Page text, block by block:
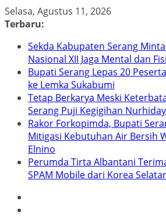
Skip
to
Selasa, Agustus 11, 2026
Terbaru:
Sekda Kabupaten Serang
Nasional XII Jaga Mental dan
Bupati Serang Lepas 20
ke Lemka Sukabumi
Tetap Berkarya Meski
Serang Puji Kegigihan
Rakor Forkopimda, Bupati
Mitigasi Kebutuhan Air Bersih
Elnino
Perumda Tirta Albantani
SPAM Mobile dari Korea